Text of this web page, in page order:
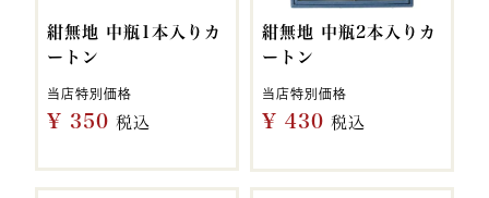
紺無地 中瓶1本入りカ
ートン
当店特別価格
¥ 350 税込
紺無地 中瓶2本入りカ
ートン
当店特別価格
¥ 430 税込